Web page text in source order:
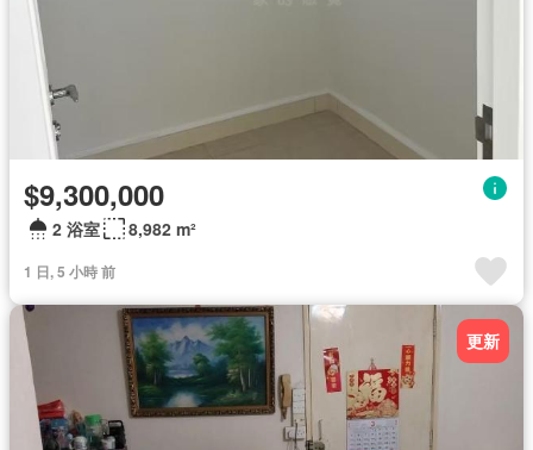
$9,300,000
2 浴室 8,982 m²
1 日, 5 小時 前
更新